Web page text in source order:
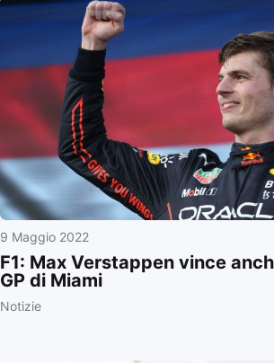
9 Maggio 2022
F1: Max Verstappen vince
GP di Miami
Notizie